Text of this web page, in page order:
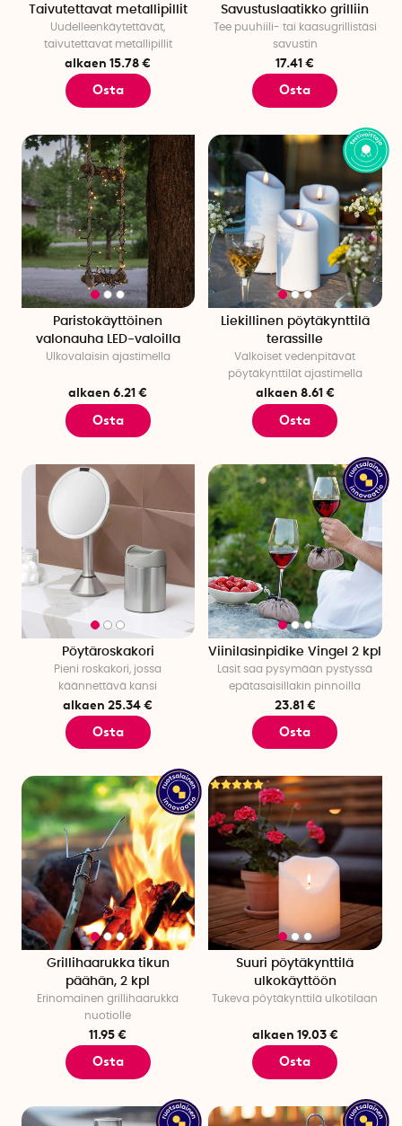
Taivutettavat metallipillit
Uudelleenkäytettävät,
taivutettavat metallipillit
alkaen 15.78 €
Osta
Savustuslaatikko grilliin
Tee puuhiili- tai kaasugrillistäsi
savustin
17.41 €
Osta
Paristokäyttöinen
valonauha LED-valoilla
Ulkovalaisin ajastimella
alkaen 6.21 €
Osta
Liekillinen pöytäkynttilä
terassille
Valkoiset vedenpitävät
pöytäkynttilät ajastimella
alkaen 8.61 €
Osta
Pöytäroskakori
Pieni roskakori, jossa
käännettävä kansi
alkaen 25.34 €
Osta
Viinilasinpidike Vingel 2 kpl
Lasit saa pysymään pystyssä
epätasaisillakin pinnoilla
23.81 €
Osta
Grillihaarukka tikun
päähän, 2 kpl
Erinomainen grillihaarukka
nuotiolle
11.95 €
Osta
Suuri pöytäkynttilä
ulkokäyttöön
Tukeva pöytäkynttilä ulkotilaan
alkaen 19.03 €
Osta